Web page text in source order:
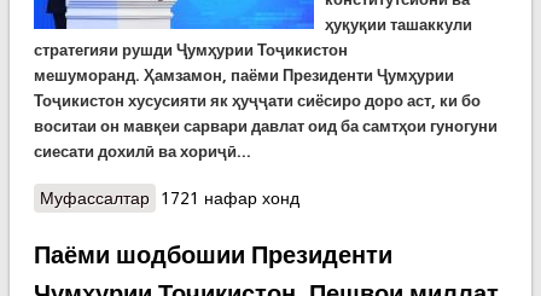
ҳуқуқии ташаккули
стратегияи рушди Ҷумҳурии Тоҷикистон
мешуморанд. Ҳамзамон, паёми Президенти Ҷумҳурии
Тоҷикистон хусусияти як ҳуҷҷати сиёсиро доро аст, ки бо
воситаи он мавқеи сарвари давлат оид ба самтҳои гуногуни
сиесати дохилӣ ва хориҷӣ...
Муфассалтаро Паёми Президенти Ҷумҳурии Тоҷикисон
1721 нафар хонд
Паёми шодбошии Президенти